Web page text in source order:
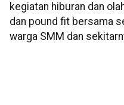
kegiatan hiburan dan
dan pound fit bersama
warga SMM dan